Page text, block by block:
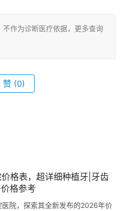
作为诊断医疗依据，更多查询
赞 (0)
格表，超详细种植牙|牙齿
格参考
院，探索其全新发布的2026年价